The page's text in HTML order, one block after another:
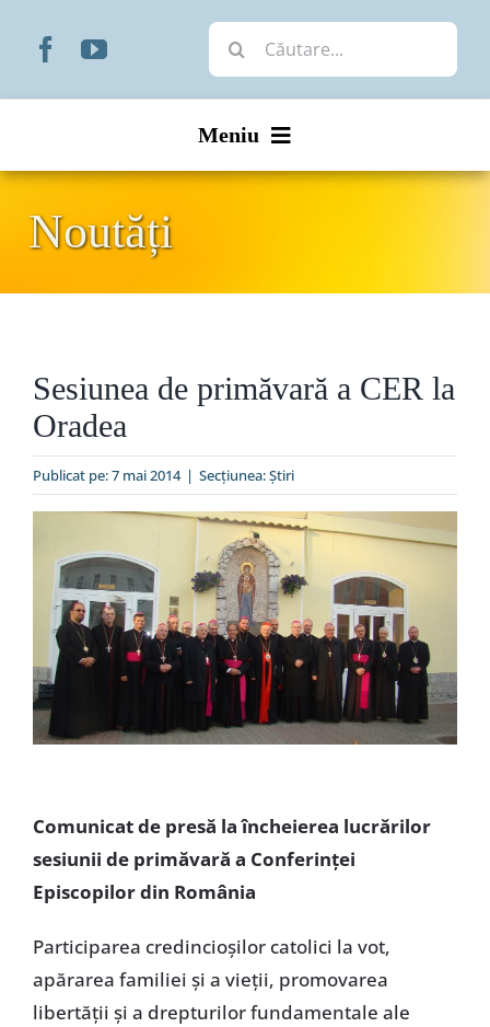
Cautare...
Meniu
Organizare
Liturgic
Special
Noutăți
Sesiunea de primăvară a CER la
Oradea
Publicat pe: 7 mai 2014 | Secțiunea:Ştiri
Comunicat de presă la încheierea lucrărilor
sesiunii de primăvară a Conferinţei
Episcopilor din România
Participarea credincioşilor catolici la vot,
apărarea familiei şi a vieţii, promovarea
libertăţii şi a drepturilor fundamentale ale